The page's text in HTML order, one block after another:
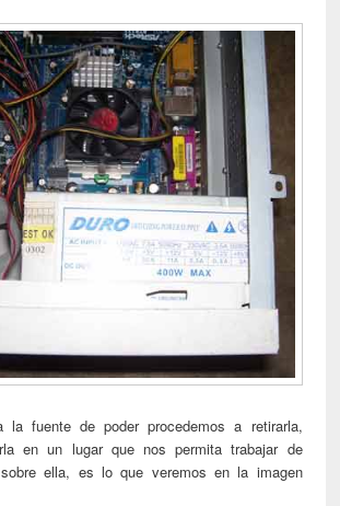
la fuente de poder procedemos a retirarla,
en un lugar que nos permita trabajar de
ella, es lo que veremos en la imagen